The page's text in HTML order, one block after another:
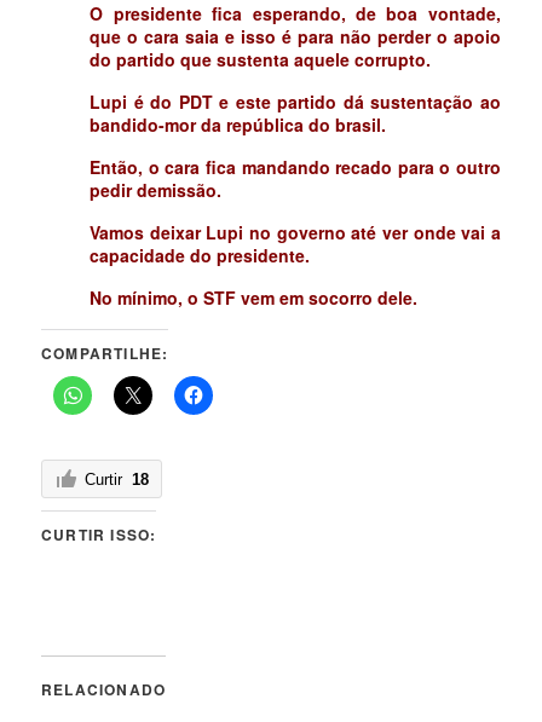
O presidente fica esperando, de boa vontade,
que o cara saia e isso é para não perder o apoio
do partido que sustenta aquele corrupto.
Lupi é do PDT e este partido dá sustentação ao
bandido-mor da república do brasil.
Então, o cara fica mandando recado para o outro
pedir demissão.
Vamos deixar Lupi no governo até ver onde vai a
capacidade do presidente.
No mínimo, o STF vem em socorro dele.
COMPARTILHE:
Curtir 18
CURTIR ISSO:
RELACIONADO